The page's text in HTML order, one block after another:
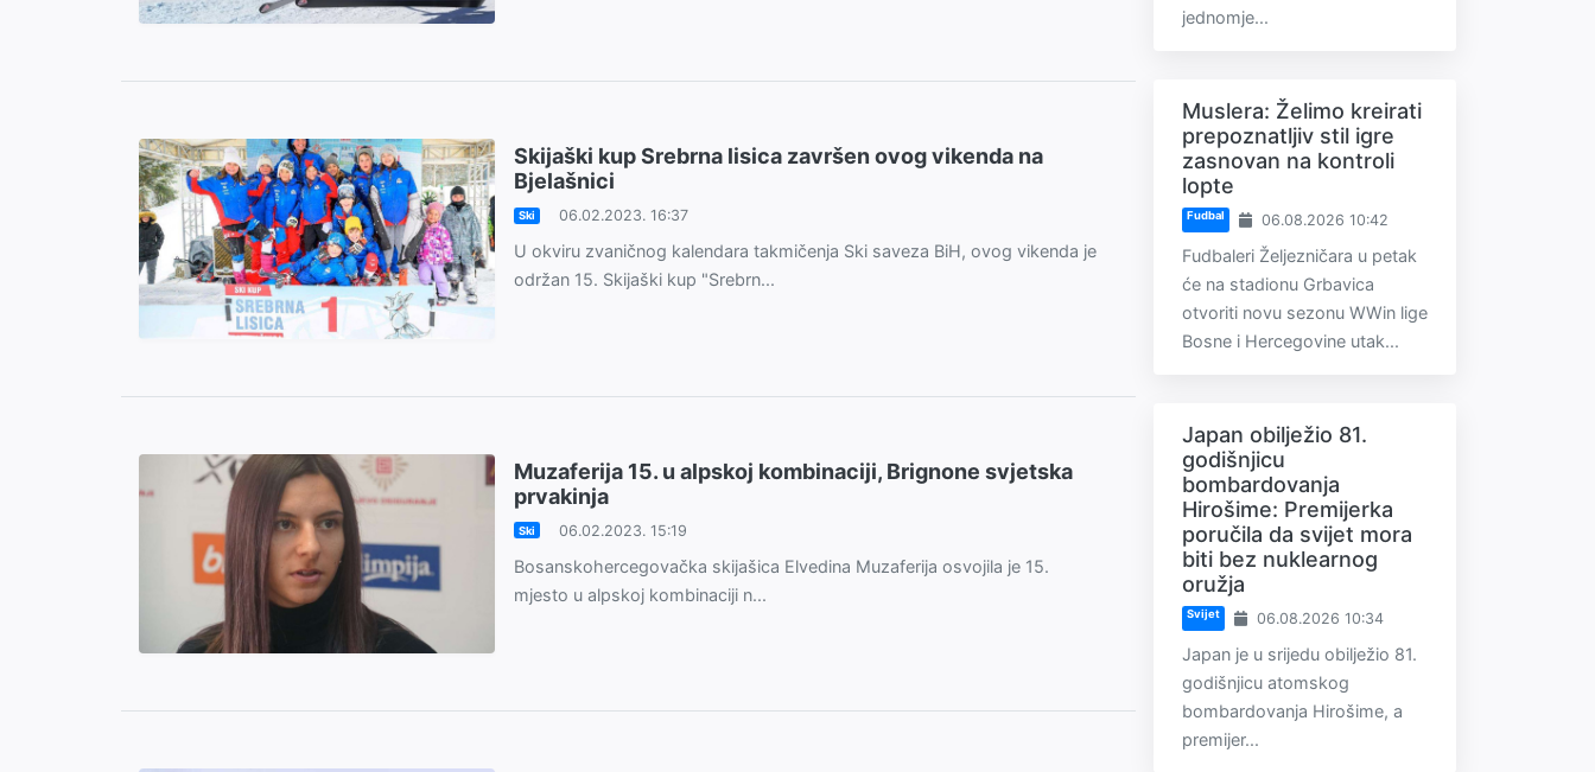
Skijaški kup Srebrna lisica završen ovog vikenda na
Bjelašnici
Ski 06.02.2023. 16:37
U okviru zvaničnog kalendara takmičenja Ski saveza BiH, ovog vikenda je
održan 15. Skijaški kup "Srebrn...
Muzaferija 15. u alpskoj kombinaciji, Brignone svjetska
prvakinja
Ski 06.02.2023. 15:19
Bosanskohercegovačka skijašica Elvedina Muzaferija osvojila je 15.
mjesto u alpskoj kombinaciji n...
jednomje...
Muslera: Želimo kreirati
prepoznatljiv stil igre
zasnovan na kontroli
lopte
Fudbal 06.08.2026 10:42
Fudbaleri Željezničara u petak
će na stadionu Grbavica
otvoriti novu sezonu WWin lige
Bosne i Hercegovine utak...
Japan obilježio 81.
godišnjicu
bombardovanja
Hirošime: Premijerka
poručila da svijet mora
biti bez nuklearnog
oružja
Svijet 06.08.2026 10:34
Japan je u srijedu obilježio 81.
godišnjicu atomskog
bombardovanja Hirošime, a
premijer...